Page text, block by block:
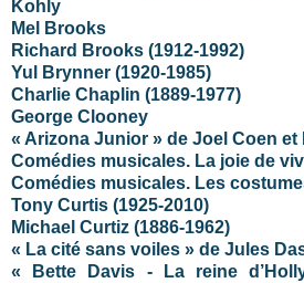
Kohly
Mel Brooks
Richard Brooks (1912-1992)
Yul Brynner (1920-1985)
Charlie Chaplin (1889-1977)
George Clooney
« Arizona Junior » de Joel Coen et
Comédies musicales. La joie de
Comédies musicales. Les
Tony Curtis (1925-2010)
Michael Curtiz (1886-1962)
« La cité sans voiles » de Jules
« Bette Davis - La reine